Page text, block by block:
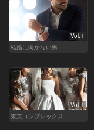
Vol.1
結婚に向かない男
Vol.1
東京コンプレックス